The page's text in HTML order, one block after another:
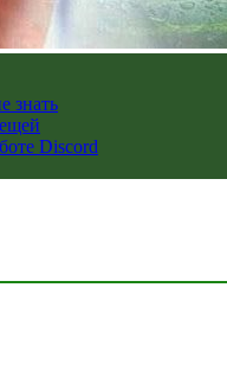
знать
Discord